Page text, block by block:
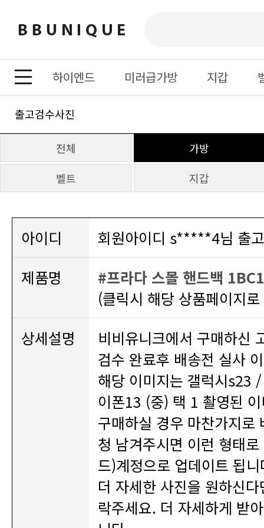
하이엔드 미러급가방 지갑
출고검수사진
전체
가방
벨트
지갑
아이디
회원아이디 s*****4님 출
제품명
#프라다 스몰 핸드백
(클릭시 해당 상품페이지
상세설명
검수 완료후 배송전 실사
이폰13 (중) 택 1 촬영된
드)계정으로 업데이트 됩